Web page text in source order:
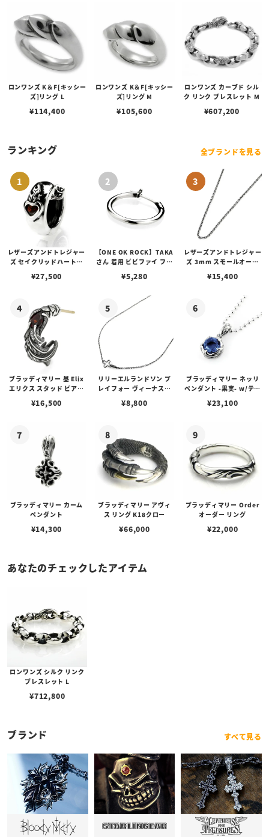
ロンワンズ K＆F[キッシー
ズ]リング L
¥114,400
ロンワンズ K＆F[キッシー
ズ]リング M
¥105,600
ロンワンズ カーブド シル
ク リンク ブレスレット M
¥607,200
ランキング 全ブランドを見る
レザーズアンドトレジャー
ズ セイクリッドハートピ
¥27,500
【ONE OK ROCK】TAKA
さん 着用 ビビファイ フー
¥5,280
レザーズアンドトレジャー
ズ 3mm スモールオーバ
ブスタークラスプ＆LTロ
¥15,400
ブラッディマリー 昼 Elix
エリクス スタッド ピアス
¥16,500
リリーエルランドソン プ
レイフォー ヴィーナスチ
¥8,800
ブラッディマリー ネッリ
ペンダント -果実- w/ティ
¥23,100
ブラッディマリー カーム
ペンダント
¥14,300
ブラッディマリー アヴィ
ス リング K18クロー
¥66,000
ブラッディマリー Order
オーダー リング
¥22,000
あなたのチェックしたアイテム
ロンワンズ シルク リンク
ブレスレット L
¥712,800
ブランド すべて見る